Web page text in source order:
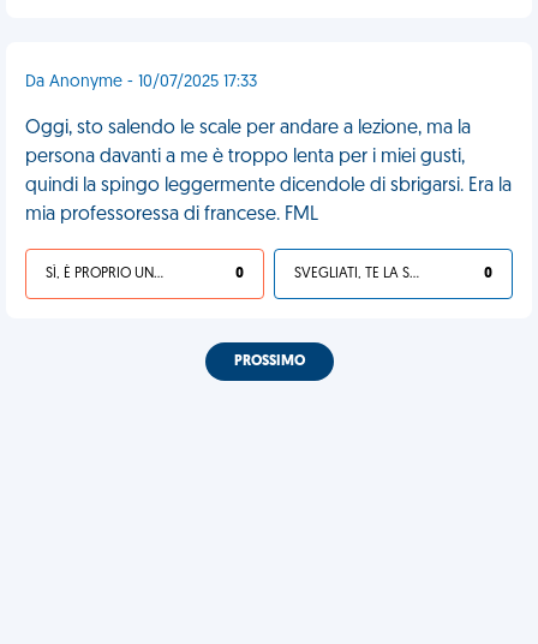
Da Anonyme - 10/07/2025 17:33
Oggi, sto salendo le scale per andare a lezione, ma la
persona davanti a me è troppo lenta per i miei gusti,
quindi la spingo leggermente dicendole di sbrigarsi. Era la
mia professoressa di francese. FML
SÌ, È PROPRIO UNA VDM! 0 SVEGLIATI, TE LA SEI CERCATA! 0
PROSSIMO